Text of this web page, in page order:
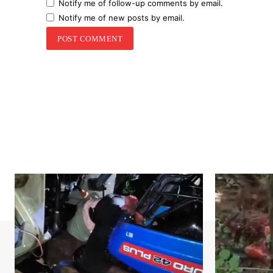
Notify me of follow-up comments by email.
Notify me of new posts by email.